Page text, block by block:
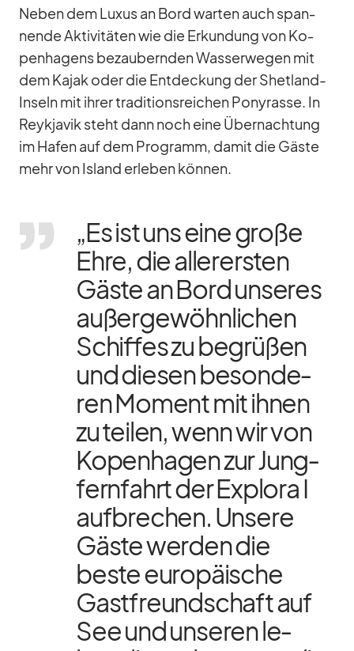
Ne­ben dem Lu­xus an Bord war­ten auch span­
nende Ak­ti­vi­tä­ten wie die Er­kun­dung von Ko­
pen­ha­gens be­zau­bern­den Was­ser­we­gen mit
dem Ka­jak oder die Ent­de­ckung der Shet­land-
In­seln mit ih­rer tra­di­ti­ons­rei­chen Po­ny­rasse. In
Reykja­vik steht dann noch eine Über­nach­tung
im Ha­fen auf dem Pro­gramm, da­mit die Gäste
mehr von Is­land er­le­ben kön­nen.
„Es ist uns eine große
Ehre, die al­ler­ers­ten
Gäste an Bord un­se­res
au­ßer­ge­wöhn­li­chen
Schif­fes zu be­grü­ßen
und die­sen be­son­de­
ren Mo­ment mit ih­nen
zu tei­len, wenn wir von
Ko­pen­ha­gen zur Jung­
fern­fahrt der Ex­plora I
auf­bre­chen. Un­sere
Gäste wer­den die
beste eu­ro­päi­sche
Gast­freund­schaft auf
See und un­se­ren le­